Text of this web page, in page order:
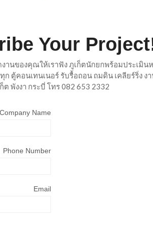
Your
งานของคุณให้เราฟัง ภูเก็ตนักยกพร้อมประเมิน
ก ตู้คอนเทนเนอร์ รับรื้อถอน ถมดิน เคลียร์ริ่ง
ต พังงา กระบี่ โทร 082 653 2332
Company Name
Phone Number
Email